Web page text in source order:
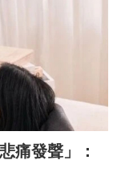
痛發聲」：